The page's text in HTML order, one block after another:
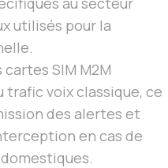
utilisés pour la
cartes SIM M2M
voix classique, ce
des alertes et
en cas de